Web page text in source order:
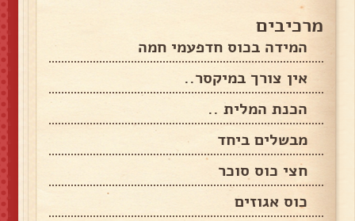
מרכיבים
המידה בכוס חדפעמי חמה
אין צורך במיקסר..
הכנת המלית ..
מבשלים ביחד
חצי כוס סוכר
כוס אגוזים